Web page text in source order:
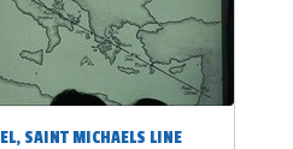
SAINT MICHAELS LINE